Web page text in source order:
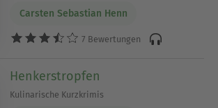
Carsten Sebastian Henn
7 Bewertungen
Henkerstropfen
Kulinarische Kurzkrimis